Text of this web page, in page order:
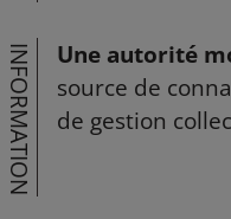
INFORMATION Une autorité
source de
de gestion